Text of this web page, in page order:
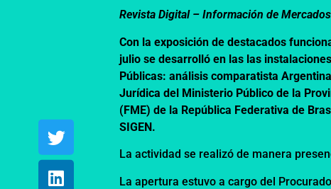
Revista Digital – Información de
Con la exposición de destacados
julio se desarrolló en las las
Públicas: análisis comparatista
Jurídica del Ministerio Público de la
(FME) de la República Federativa de
SIGEN.
La actividad se realizó de manera
La apertura estuvo a cargo del